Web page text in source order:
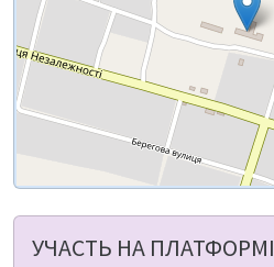
УЧАСТЬ НА ПЛАТФОРМІ